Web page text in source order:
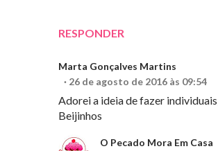
RESPONDER
Marta Gonçalves Martins
26 de agosto de 2016 às 09:54
Adorei a ideia de fazer
Beijinhos
O Pecado Mora Em Casa